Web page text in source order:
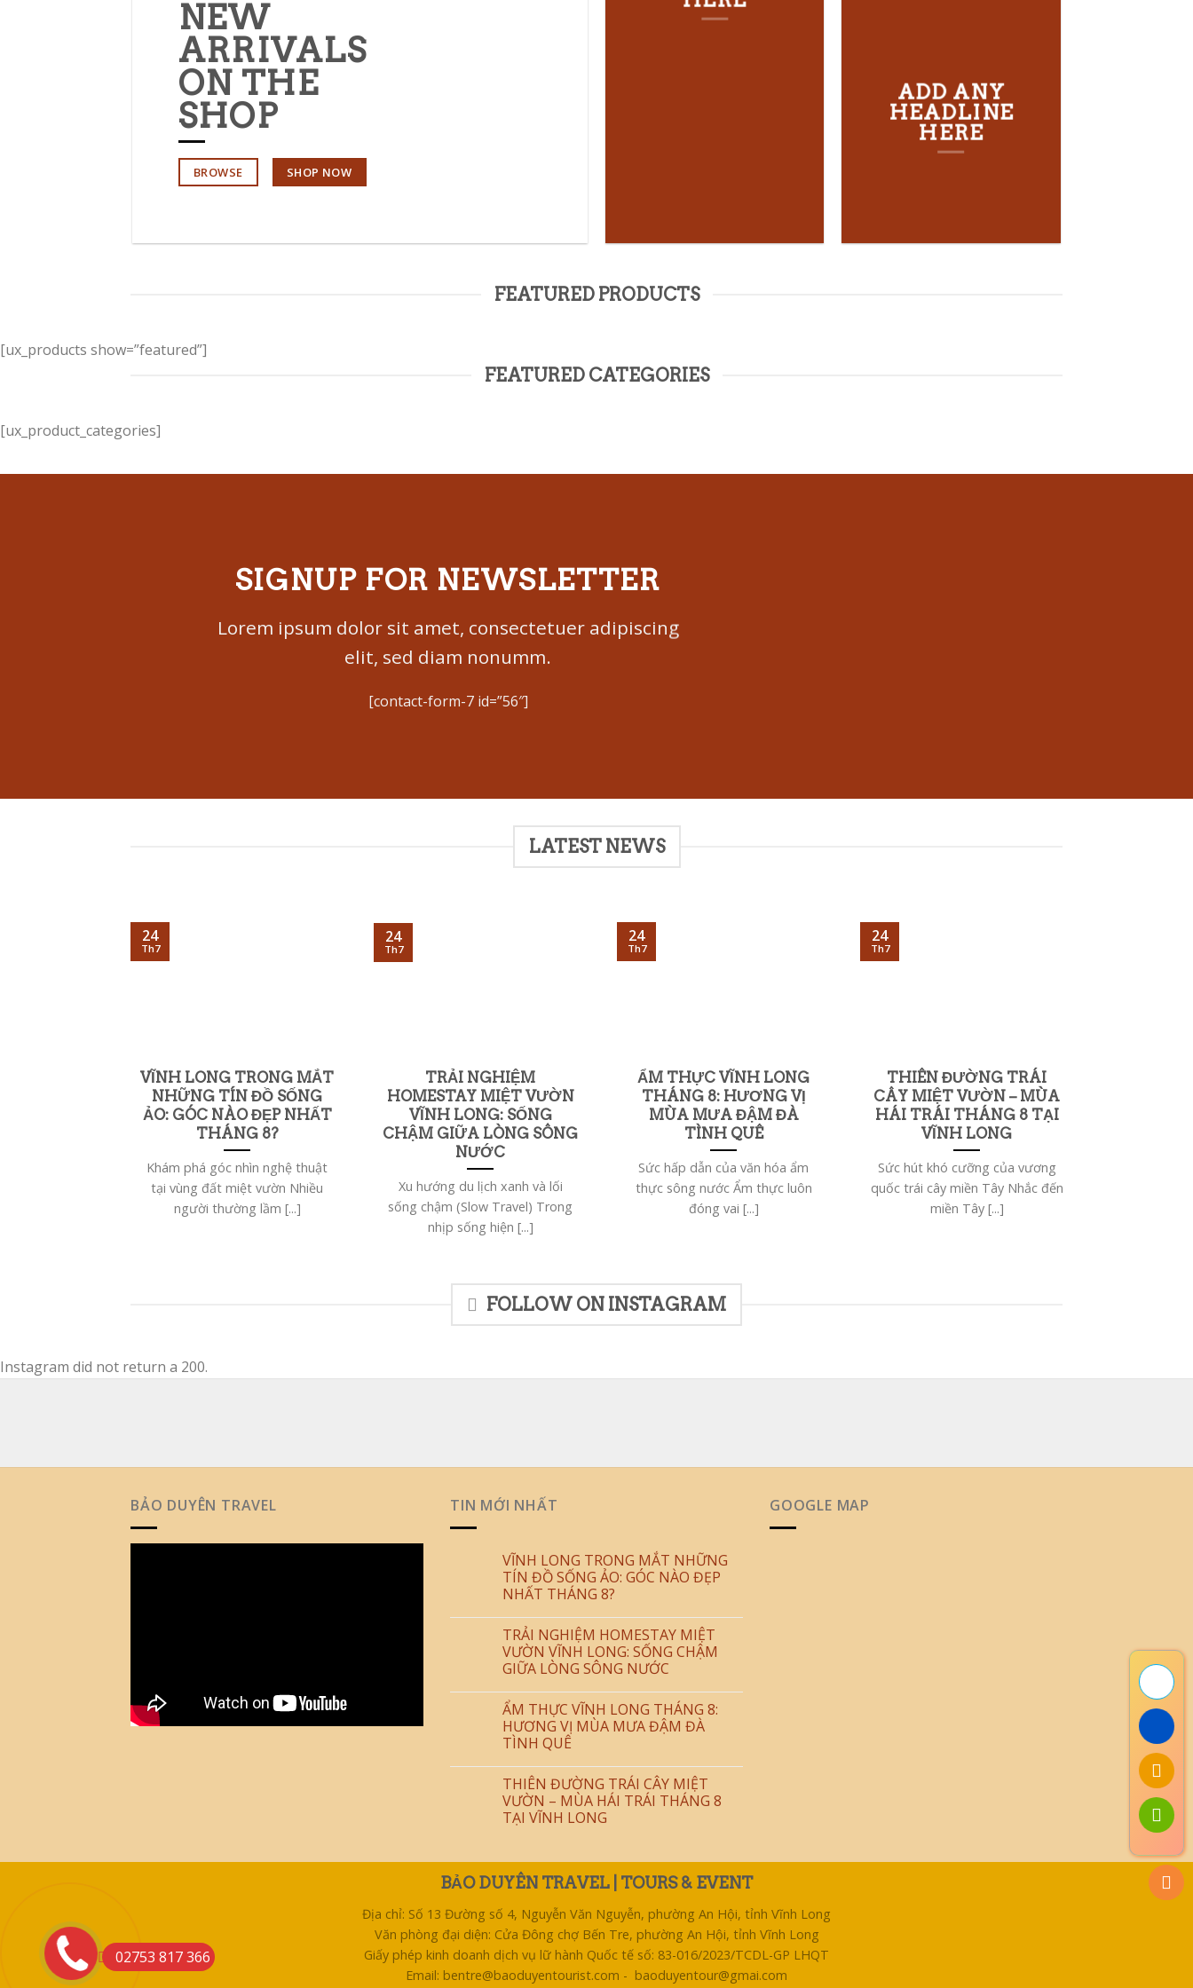
NEW
ARRIVALS
ON THE
SHOP
BROWSE SHOP NOW
ADD ANY
HEADLINE
HERE
FEATURED PRODUCTS
[ux_products show=”featured”]
FEATURED CATEGORIES
[ux_product_categories]
SIGNUP FOR NEWSLETTER
Lorem ipsum dolor sit amet, consectetuer adipiscing
elit, sed diam nonumm.
[contact-form-7 id=”56″]
LATEST NEWS
VĨNH LONG TRONG MẮT
NHỮNG TÍN ĐỒ SỐNG
ẢO: GÓC NÀO ĐẸP NHẤT
THÁNG 8?
Khám phá góc nhìn nghệ thuật
tại vùng đất miệt vườn Nhiều
người thường lầm [...]
24
Th7
TRẢI NGHIỆM
HOMESTAY MIỆT VƯỜN
VĨNH LONG: SỐNG
CHẬM GIỮA LÒNG SÔNG
NƯỚC
Xu hướng du lịch xanh và lối
sống chậm (Slow Travel) Trong
nhịp sống hiện [...]
24
Th7
ẨM THỰC VĨNH LONG
THÁNG 8: HƯƠNG VỊ
MÙA MƯA ĐẬM ĐÀ
TÌNH QUÊ
Sức hấp dẫn của văn hóa ẩm
thực sông nước Ẩm thực luôn
đóng vai [...]
24
Th7
THIÊN ĐƯỜNG TRÁI
CÂY MIỆT VƯỜN – MÙA
HÁI TRÁI THÁNG 8 TẠI
VĨNH LONG
Sức hút khó cưỡng của vương
quốc trái cây miền Tây Nhắc đến
miền Tây [...]
24
Th7
FOLLOW ON INSTAGRAM
Instagram did not return a 200.
BẢO DUYÊN TRAVEL TIN MỚI NHẤT
VĨNH LONG TRONG MẮT NHỮNG
TÍN ĐỒ SỐNG ẢO: GÓC NÀO ĐẸP
NHẤT THÁNG 8?
TRẢI NGHIỆM HOMESTAY MIỆT
VƯỜN VĨNH LONG: SỐNG CHẬM
GIỮA LÒNG SÔNG NƯỚC
ẨM THỰC VĨNH LONG THÁNG 8:
HƯƠNG VỊ MÙA MƯA ĐẬM ĐÀ
TÌNH QUÊ
THIÊN ĐƯỜNG TRÁI CÂY MIỆT
VƯỜN – MÙA HÁI TRÁI THÁNG 8
TẠI VĨNH LONG
GOOGLE MAP
BẢO DUYÊN TRAVEL | TOURS & EVENT
Địa chỉ: Số 13 Đường số 4, Nguyễn Văn Nguyễn, phường An Hội, tỉnh Vĩnh Long
Văn phòng đại diện: Cửa Đông chợ Bến Tre, phường An Hội, tỉnh Vĩnh Long
Giấy phép kinh doanh dịch vụ lữ hành Quốc tế số: 83-016/2023/TCDL-GP LHQT
Email: bentre@baoduyentourist.com - baoduyentour@gmai.com
02753 817 366